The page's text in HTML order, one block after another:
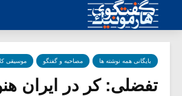
بایگانی همه نوشته ها مصاحبه و گفتگو موسیقی
تفضلی: کر در ایران